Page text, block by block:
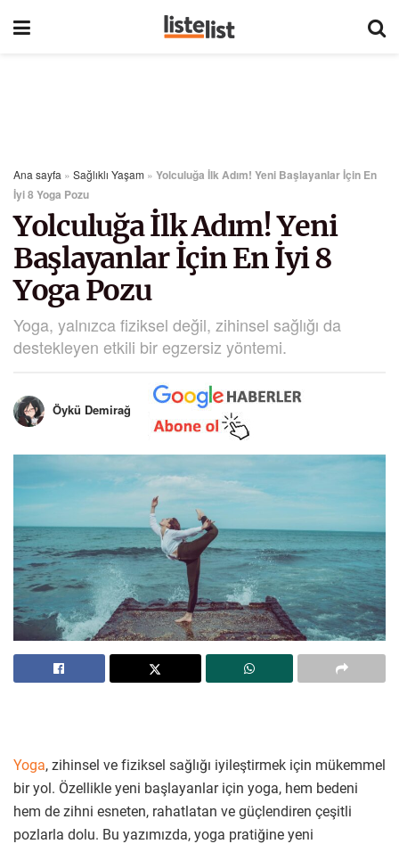
Ana sayfa » Sağlıklı Yaşam » Yolculuğa İlk Adım! Yeni Başlayanlar İçin En
İyi 8 Yoga Pozu
Yolculuğa İlk Adım! Yeni
Başlayanlar İçin En İyi 8
Yoga Pozu
Yoga, yalnızca fiziksel değil, zihinsel sağlığı da
destekleyen etkili bir egzersiz yöntemi.
Öykü Demirağ
Yoga, zihinsel ve fiziksel sağlığı iyileştirmek için mükemmel
bir yol. Özellikle yeni başlayanlar için yoga, hem bedeni
hem de zihni esneten, rahatlatan ve güçlendiren çeşitli
pozlarla dolu. Bu yazımızda, yoga pratiğine yeni